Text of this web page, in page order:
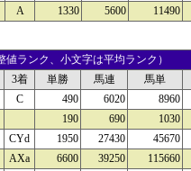
A 1330 5600 11490
ランク、小文字は平均ランク）
3着 単勝 馬連 馬単
C 490 6020 8960
190 690 1030
CYd 1950 27430 45670
AXa 6600 39250 115660